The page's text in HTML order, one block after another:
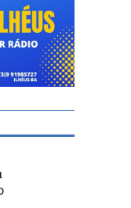
Prefeitura de Itororó
atraso de repasses do
governo e fecha